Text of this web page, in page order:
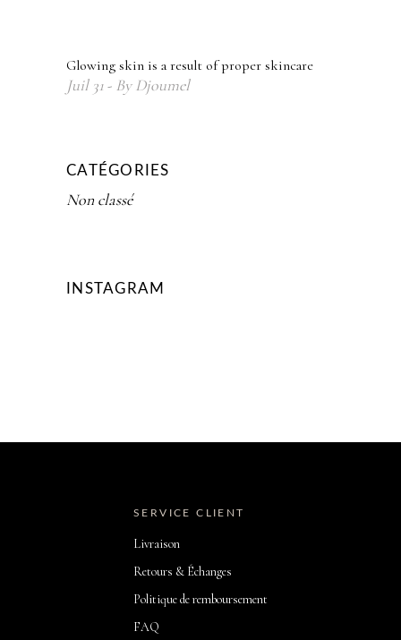
Glowing skin is a result of proper skincare
Juil 31 ByDjoumel
CATÉGORIES
Non classé
INSTAGRAM
SERVICE CLIENT
Livraison
Retours & Échanges
Politique de remboursement
FAQ